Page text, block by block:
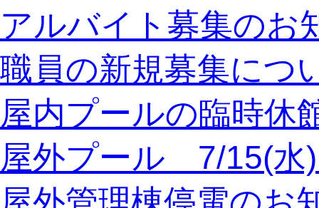
アルバイト募集のお
職員の新規募集につ
屋内プールの臨時休
屋外プール 7/15(水